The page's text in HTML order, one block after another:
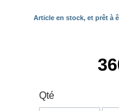
Article en stock, et prêt à
Qté